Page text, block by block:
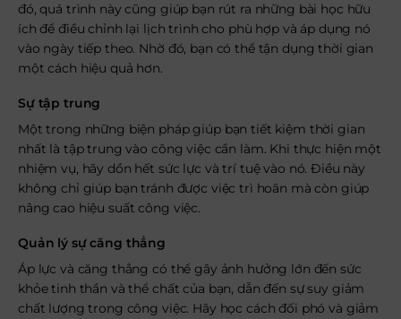
đó, quá trình này cũng giúp bạn rút ra những bài học hữu
ích để điều chỉnh lại lịch trình cho phù hợp và áp dụng nó
vào ngày tiếp theo. Nhờ đó, bạn có thể tận dụng thời gian
một cách hiệu quả hơn.
Sự tập trung
Một trong những biện pháp giúp bạn tiết kiệm thời gian
nhất là tập trung vào công việc cần làm. Khi thực hiện một
nhiệm vụ, hãy dồn hết sức lực và trí tuệ vào nó. Điều này
không chỉ giúp bạn tránh được việc trì hoãn mà còn giúp
nâng cao hiệu suất công việc.
Quản lý sự căng thẳng
Áp lực và căng thẳng có thể gây ảnh hưởng lớn đến sức
khỏe tinh thần và thể chất của bạn, dẫn đến sự suy giảm
chất lượng trong công việc. Hãy học cách đối phó và giảm